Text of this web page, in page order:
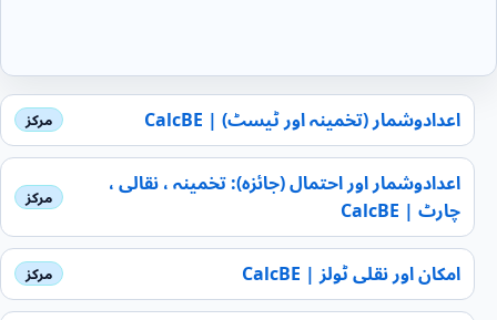
اعدادوشمار (تخمینہ اور ٹیسٹ) | CalcBE
اعدادوشمار اور احتمال (جائزہ): تخمینہ ، نقالی ،
چارٹ | CalcBE
امکان اور نقلی ٹولز | CalcBE